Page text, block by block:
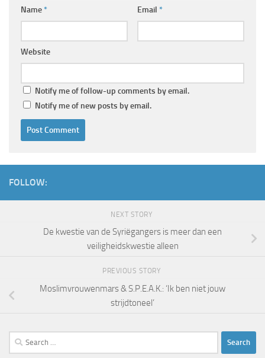
Name* Email *
Website
Notify me of follow-up comments by email.
Notify me of new posts by email.
FOLLOW:
NEXT STORY
De kwestie van de Syriëgangers is meer dan een
veiligheidskwestie alleen
PREVIOUS STORY
Moslimvrouwenmars & S.P.E.A.K.: ‘Ik ben niet jouw
strijdtoneel’
Search
for: